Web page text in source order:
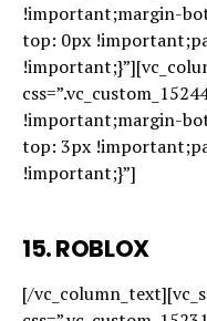
!important;margin-
top: 0px
!important;margin-
top: 3px
!important;}”]
15. ROBLOX
[/